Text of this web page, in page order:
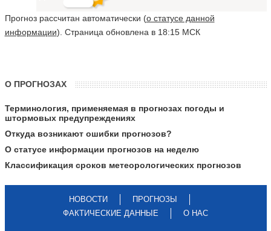
Прогноз рассчитан автоматически (о статусе данной
информации). Страница обновлена в 18:15 МСК
О ПРОГНОЗАХ
Терминология, применяемая в прогнозах погоды и
штормовых предупреждениях
Откуда возникают ошибки прогнозов?
О статусе информации прогнозов на неделю
Классификация сроков метеорологических прогнозов
НОВОСТИ
ПРОГНОЗЫ
ФАКТИЧЕСКИЕ ДАННЫЕ
О НАС